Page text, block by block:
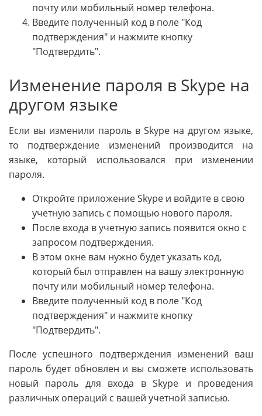
почту или мобильный номер телефона.
Введите полученный код в поле "Код
подтверждения" и нажмите кнопку
"Подтвердить".
Изменение пароля в Skype на
другом языке
Если вы изменили пароль в Skype на другом языке,
то подтверждение изменений производится на
языке, который использовался при изменении
пароля.
Откройте приложение Skype и войдите в свою
учетную запись с помощью нового пароля.
После входа в учетную запись появится окно с
запросом подтверждения.
В этом окне вам нужно будет указать код,
который был отправлен на вашу электронную
почту или мобильный номер телефона.
Введите полученный код в поле "Код
подтверждения" и нажмите кнопку
"Подтвердить".
После успешного подтверждения изменений ваш
пароль будет обновлен и вы сможете использовать
новый пароль для входа в Skype и проведения
различных операций с вашей учетной записью.